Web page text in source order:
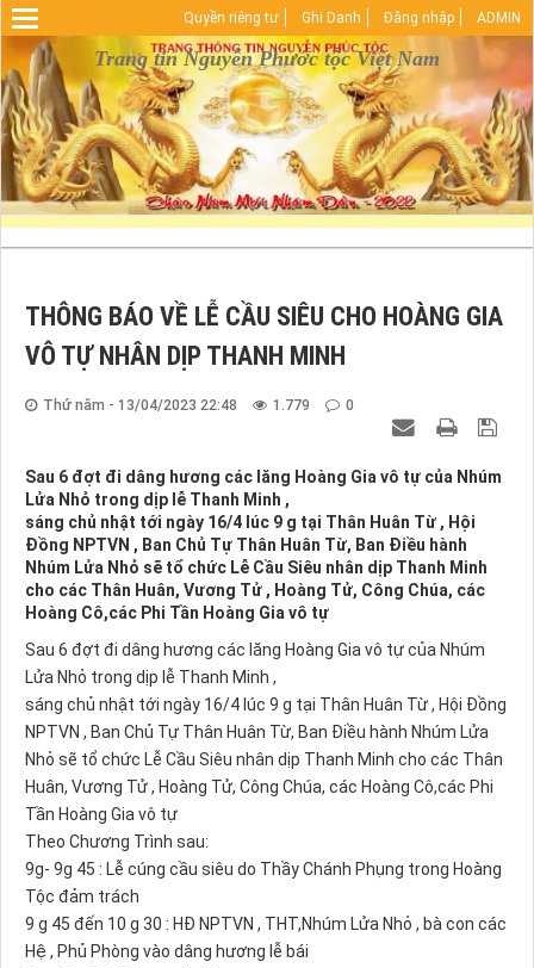
Warning: Undefined array key "HTTP_REFERER" in
D:\vhosts\nguyenphuoctoc.info\httpdocs\index.phpon line 29
Trang tin Nguyễn Phước tộc Việt Nam
Quyền riêng tư Ghi Danh Đăng nhập ADMIN
THÔNG BÁO VỀ LỄ CẦU SIÊU CHO HOÀNG GIA
VÔ TỰ NHÂN DỊP THANH MINH
Thứ năm - 13/04/2023 22:48 1.779 0
Sau 6 đợt đi dâng hương các lăng Hoàng Gia vô tự của Nhúm
Lửa Nhỏ trong dịp lễ Thanh Minh ,
sáng chủ nhật tới ngày 16/4 lúc 9 g tại Thân Huân Từ , Hội
Đồng NPTVN , Ban Chủ Tự Thân Huân Từ, Ban Điều hành
Nhúm Lửa Nhỏ sẽ tổ chức Lễ Cầu Siêu nhân dịp Thanh Minh
cho các Thân Huân, Vương Tử , Hoàng Tử, Công Chúa, các
Hoàng Cô,các Phi Tần Hoàng Gia vô tự
Sau 6 đợt đi dâng hương các lăng Hoàng Gia vô tự của Nhúm
Lửa Nhỏ trong dịp lễ Thanh Minh ,
sáng chủ nhật tới ngày 16/4 lúc 9 g tại Thân Huân Từ , Hội Đồng
NPTVN , Ban Chủ Tự Thân Huân Từ, Ban Điều hành Nhúm Lửa
Nhỏ sẽ tổ chức Lễ Cầu Siêu nhân dịp Thanh Minh cho các Thân
Huân, Vương Tử , Hoàng Tử, Công Chúa, các Hoàng Cô,các Phi
Tần Hoàng Gia vô tự
Theo Chương Trình sau:
9g- 9g 45 : Lễ cúng cầu siêu do Thầy Chánh Phụng trong Hoàng
Tộc đảm trách
9 g 45 đến 10 g 30 : HĐ NPTVN , THT,Nhúm Lửa Nhỏ , bà con các
Hệ , Phủ Phòng vào dâng hương lễ bái